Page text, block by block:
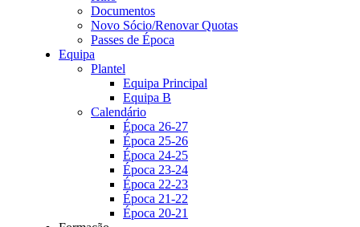
Documentos
Novo Sócio/Renovar Quotas
Passes de Época
Equipa
Plantel
Equipa Principal
Equipa B
Calendário
Época 26-27
Época 25-26
Época 24-25
Época 23-24
Época 22-23
Época 21-22
Época 20-21